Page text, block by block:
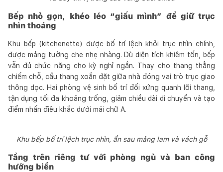
Bếp nhỏ gọn, khéo léo “giấu mình” để giữ trục
nhìn thoáng
Khu bếp (kitchenette) được bố trí lệch khỏi trục nhìn chính,
được mảng tường che nhẹ nhàng. Dù diện tích khiêm tốn, bếp
vẫn đủ chức năng cho kỳ nghỉ ngắn. Thay cho thang thẳng
chiếm chỗ, cầu thang xoắn đặt giữa nhà đóng vai trò trục giao
thông dọc. Hai phòng vệ sinh bố trí đối xứng quanh lõi thang,
tận dụng tối đa khoảng trống, giảm chiều dài di chuyển và tạo
điểm nhấn điêu khắc dưới mái chữ A.
Khu bếp bố trí lệch trục nhìn, ẩn sau mảng lam và vách gỗ
Tầng trên riêng tư với phòng ngủ và ban công
hướng biển